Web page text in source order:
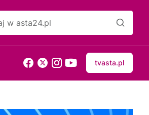
tvasta.pl